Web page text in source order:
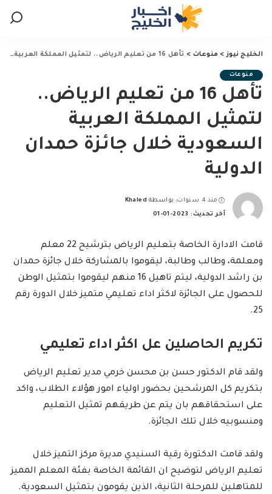
الخليج نيوز> منوعات > تأهل 16 من تعليم الرياض.. لتمثيل المملكة العربية السعودية خلال جائزة حمدان الدولية
منوعات
تأهل 16 من تعليم الرياض..
لتمثيل المملكة العربية
السعودية خلال جائزة حمدان
الدولية
منذ 4 سنوات
Posted
by
بواسطة Khaled
آخر تحديث: 2023-01-01
قامت الادارة الخاصة بتعليم الرياض بترشيح 22 معلم
ومعلمة، وطالب وطالبة، ليقوموا بالمشاركة خلال جائزة حمدان
بن راشد الدولية، ليتم تاهيل 16 منهم ليقوموا بتمثيل الوطن
للحصول على الجائزة لاكثر اداء تعليمي متميز خلال الدورة رقم
25.
تكريم الحاصلين عل اكثر اداء تعليمي
ولقد قام الدكتور حسن بن محسن خرمي مدير تعليم الرياض
بتكريم كل المرشحين بحضور اولياء امور هؤلاء الطلاب، واكد
على استحقاقهم بان يتم عن طريقهم تمثيل التعليم
ومنسوبيه خلال تلك الجائزة.
ولقد قامت الدكتورة رقية السنيدي مديرة مركز التميز خلال
تعليم الرياض لتوضيح ان القائمة الخاصة بفئة المعلم المميز
للمتاهلين للمرحلة الثانية، الذين يقومون بتمثيل السعودية.